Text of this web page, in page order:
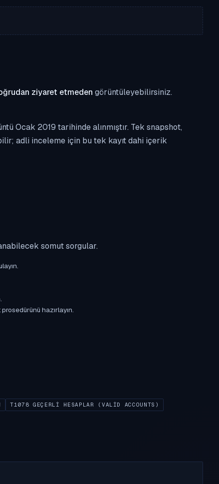
ziyaret etmeden görüntüleyebilirsiniz.
Ocak 2019 tarihinde alınmıştır. Tek snapshot,
adli inceleme için bu tek kayıt dahi içerik
somut sorgular.
hazırlayın.
T1078 GEÇERLI HESAPLAR (VALID ACCOUNTS)